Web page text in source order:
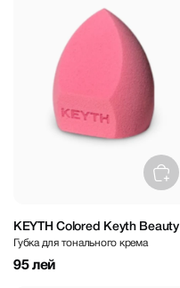
KEYTH Colored Keyth Beauty
Sponge
Губка для тонального крема
95 лей